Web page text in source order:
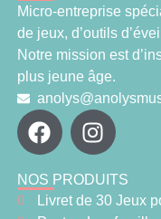
Micro-entreprise
de jeux, d’outils
Notre mission est
plus jeune âge.
NOS PRODUITS
Livret de 30 Jeux